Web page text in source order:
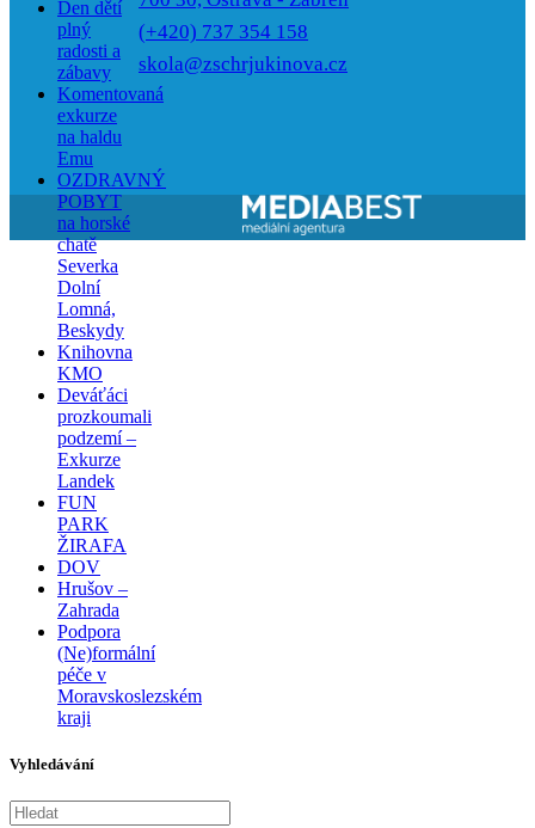
Den dětí
plný
radosti a
zábavy
Komentovaná
exkurze
na haldu
Emu
OZDRAVNÝ
POBYT
na horské
chatě
Severka
Dolní
Lomná,
Beskydy
Knihovna
KMO
Deváťáci
prozkoumali
podzemí –
Exkurze
Landek
FUN
PARK
ŽIRAFA
DOV
Hrušov –
Zahrada
Podpora
(Ne)formální
péče v
Moravskoslezském
kraji
Vyhledávání
(+420) 737 354 158
skola@zschrjukinova.cz